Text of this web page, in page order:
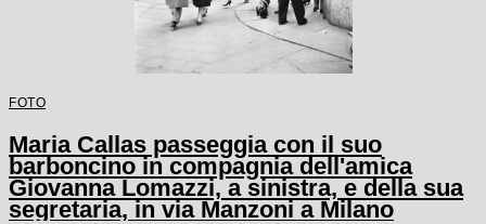
FOTO
Maria Callas passeggia con il suo
barboncino in compagnia dell'amica
Giovanna Lomazzi, a sinistra, e della sua
segretaria, in via Manzoni a Milano